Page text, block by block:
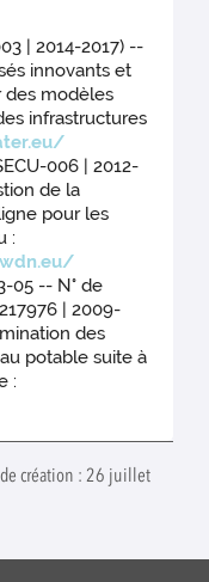
| 2014-2017) --
innovants et
des modèles
infrastructures
006 | 2012-
de la
pour les
:
05 -- N° de
| 2009-
des
potable suite à
:
création : 26 juillet